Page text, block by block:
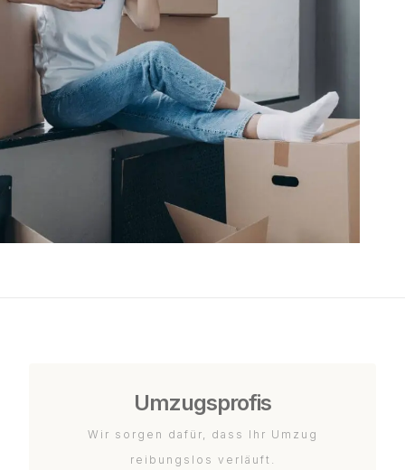
Umzugsprofis
Wir sorgen dafür, dass Ihr Umzug
reibungslos verläuft.